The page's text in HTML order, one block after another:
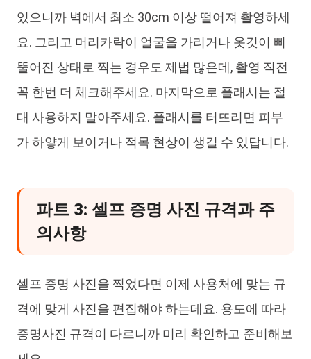
있으니까 벽에서 최소 30cm 이상 떨어져 촬영하세
요. 그리고 머리카락이 얼굴을 가리거나 옷깃이 삐
뚤어진 상태로 찍는 경우도 제법 많은데, 촬영 직전
꼭 한번 더 체크해주세요. 마지막으로 플래시는 절
대 사용하지 말아주세요. 플래시를 터뜨리면 피부
가 하얗게 보이거나 적목 현상이 생길 수 있답니다.
파트 3: 셀프 증명 사진 규격과 주
의사항
셀프 증명 사진을 찍었다면 이제 사용처에 맞는 규
격에 맞게 사진을 편집해야 하는데요. 용도에 따라
증명사진 규격이 다르니까 미리 확인하고 준비해보